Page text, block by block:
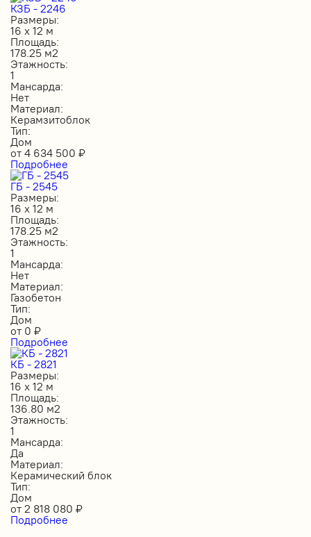
КЗБ - 2246
Размеры:
16 х 12 м
Площадь:
178.25 м2
Этажность:
1
Мансарда:
Нет
Материал:
Керамзитоблок
Тип:
Дом
от 4 634 500 ₽
Подробнее
ГБ - 2545
Размеры:
16 х 12 м
Площадь:
178.25 м2
Этажность:
1
Мансарда:
Нет
Материал:
Газобетон
Тип:
Дом
от 0 ₽
Подробнее
КБ - 2821
Размеры:
16 х 12 м
Площадь:
136.80 м2
Этажность:
1
Мансарда:
Да
Материал:
Керамический блок
Тип:
Дом
от 2 818 080 ₽
Подробнее